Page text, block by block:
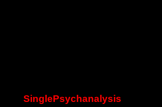
SinglePsychanalysis